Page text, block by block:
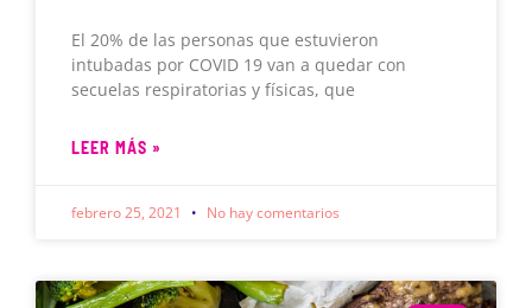
El 20% de las personas que estuvieron
intubadas por COVID 19 van a quedar con
secuelas respiratorias y físicas, que
LEER MÁS »
febrero 25, 2021 No hay comentarios